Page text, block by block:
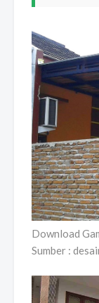
Download
Sumber :